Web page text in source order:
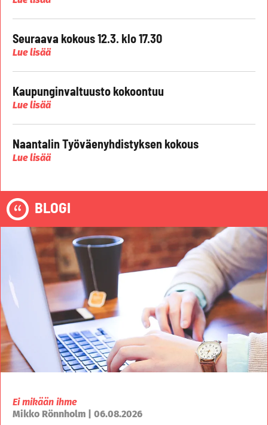
Seuraava kokous 12.3. klo 17.30
Lue lisää
Kaupunginvaltuusto kokoontuu
Lue lisää
Naantalin Työväenyhdistyksen kokous
Lue lisää
BLOGI
Ei mikään ihme
Mikko Rönnholm | 06.08.2026